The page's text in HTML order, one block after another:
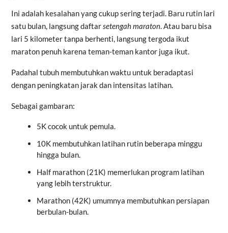
Ini adalah kesalahan yang cukup sering terjadi. Baru rutin lari
satu bulan, langsung daftar setengah maraton. Atau baru bisa
lari 5 kilometer tanpa berhenti, langsung tergoda ikut
maraton penuh karena teman-teman kantor juga ikut.
Padahal tubuh membutuhkan waktu untuk beradaptasi
dengan peningkatan jarak dan intensitas latihan.
Sebagai gambaran:
5K cocok untuk pemula.
10K membutuhkan latihan rutin beberapa minggu
hingga bulan.
Half marathon (21K) memerlukan program latihan
yang lebih terstruktur.
Marathon (42K) umumnya membutuhkan persiapan
berbulan-bulan.